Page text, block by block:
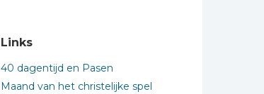
Links
40 dagentijd en Pasen
Maand van het christelijke spel